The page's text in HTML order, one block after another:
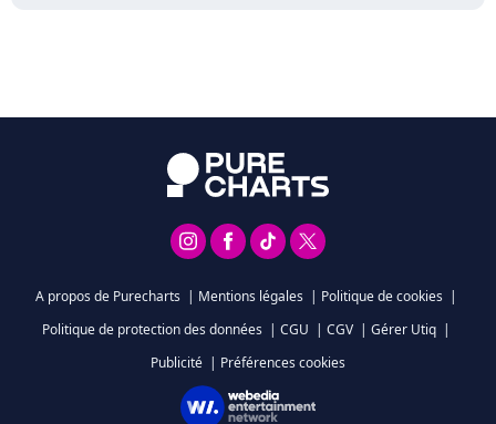
A propos de Purecharts | Mentions légales | Politique de cookies |
Politique de protection des données | CGU | CGV | Gérer Utiq |
Publicité | Préférences cookies